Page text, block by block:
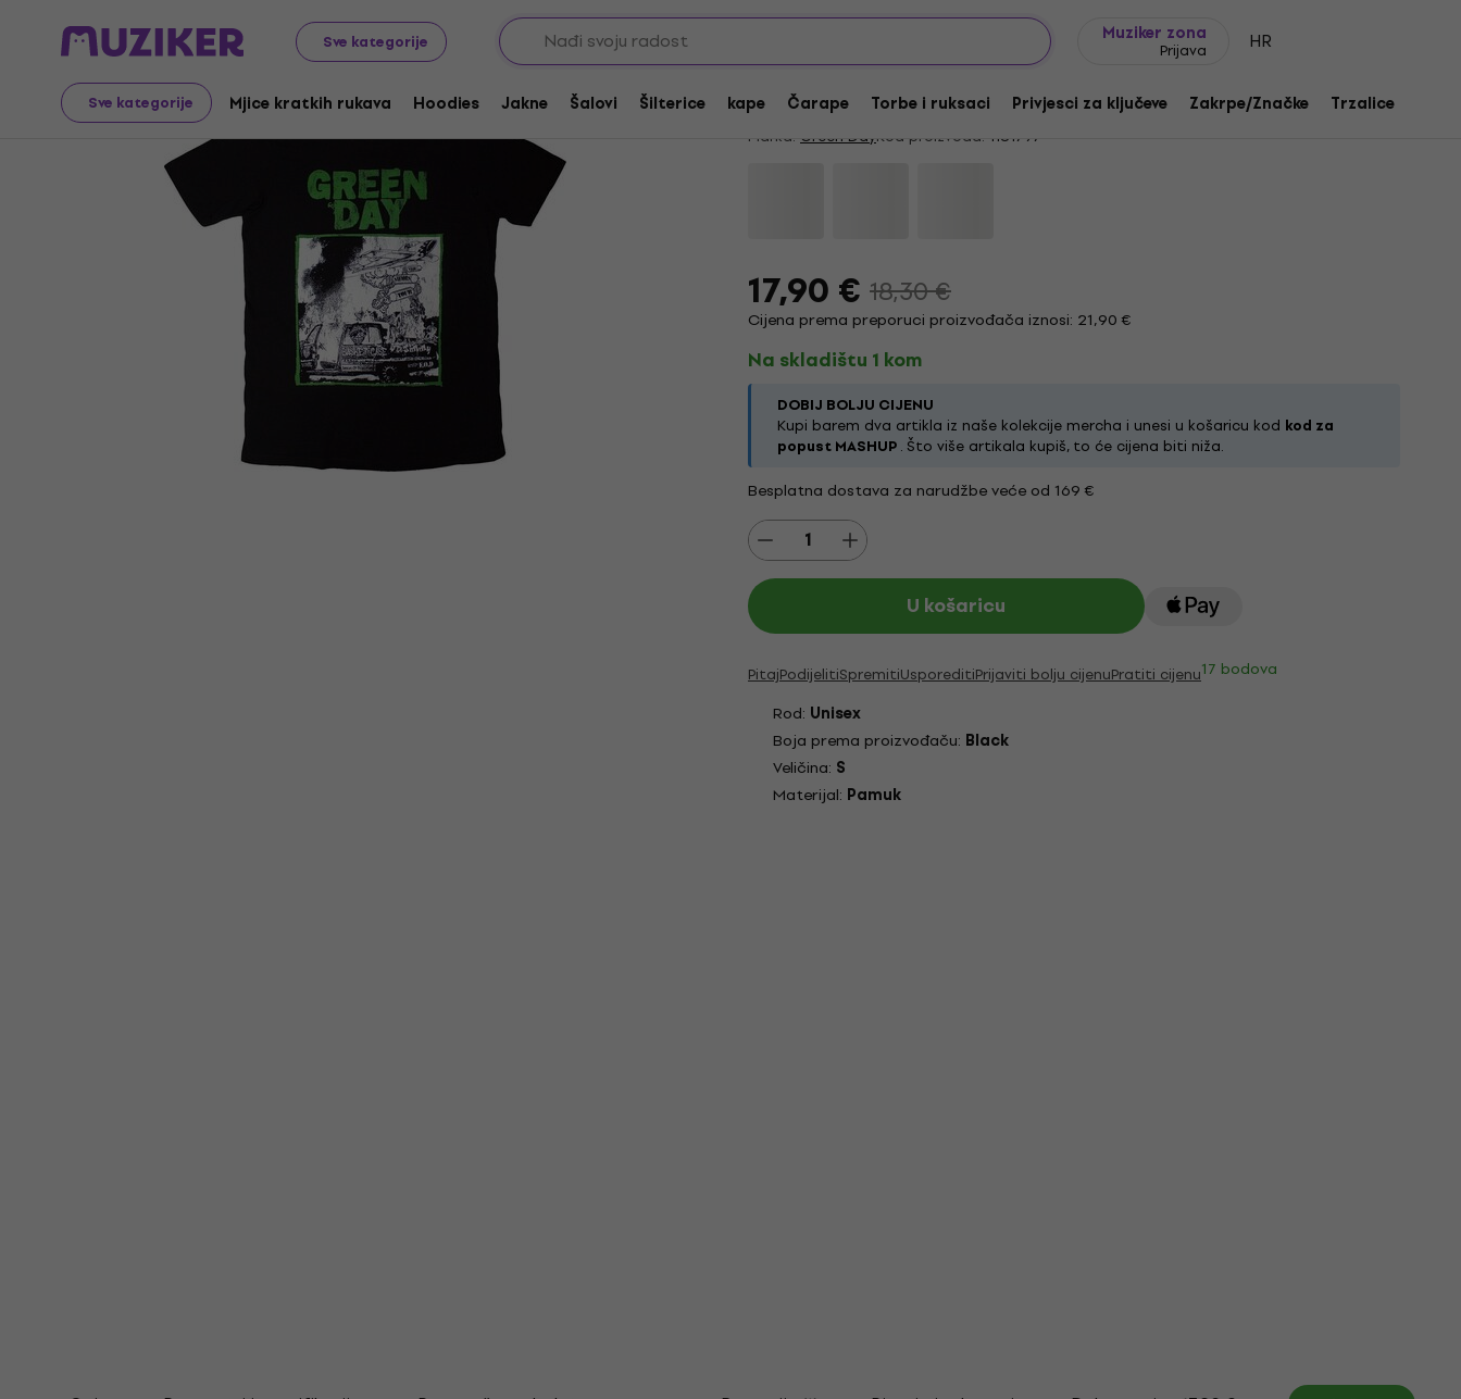
Sve kategorije
Muziker zona
Prijava HR
Sve kategorije Mjice kratkih rukava Hoodies Jakne Šalovi Šilterice kape Čarape Torbe i ruksaci Privjesci za ključeve Zakrpe/Značke Trzalice
Merch Glazbena roba Mjice kratkih rukava
Green Day Riot Trio Black S Košulja
5 1 x ocjenjivano
Marka: Green DayKod proizvoda: 1181797
17,90 € 18,30 €
Cijena prema preporuci proizvođača iznosi: 21,90 €
Na skladištu 1 kom
DOBIJ BOLJU CIJENU
Kupi barem dva artikla iz naše kolekcije mercha i unesi u košaricu kod kod za
popust MASHUP. Što više artikala kupiš, to će cijena biti niža.
Besplatna dostava za narudžbe veće od 169 €
U košaricu
PitajPodijelitiSpremitiUsporeditiPrijaviti bolju cijenuPratiti cijenu17 bodova
Rod: Unisex
Boja prema proizvođaču: Black
Veličina: S
Materijal: Pamuk